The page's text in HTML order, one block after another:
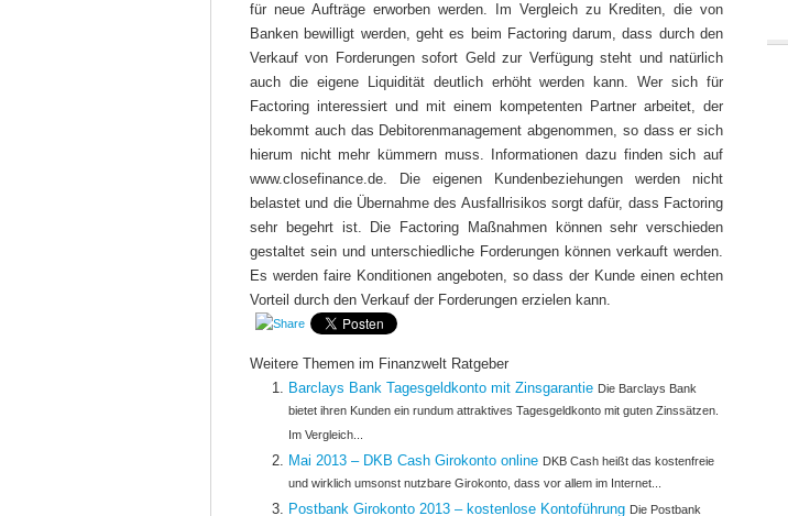
für neue Aufträge erworben werden. Im Vergleich zu Krediten, die von
Banken bewilligt werden, geht es beim Factoring darum, dass durch den
Verkauf von Forderungen sofort Geld zur Verfügung steht und natürlich
auch die eigene Liquidität deutlich erhöht werden kann. Wer sich für
Factoring interessiert und mit einem kompetenten Partner arbeitet, der
bekommt auch das Debitorenmanagement abgenommen, so dass er sich
hierum nicht mehr kümmern muss. Informationen dazu finden sich auf
www.closefinance.de. Die eigenen Kundenbeziehungen werden nicht
belastet und die Übernahme des Ausfallrisikos sorgt dafür, dass Factoring
sehr begehrt ist. Die Factoring Maßnahmen können sehr verschieden
gestaltet sein und unterschiedliche Forderungen können verkauft werden.
Es werden faire Konditionen angeboten, so dass der Kunde einen echten
Vorteil durch den Verkauf der Forderungen erzielen kann.
Weitere Themen im Finanzwelt Ratgeber
Barclays Bank Tagesgeldkonto mit Zinsgarantie Die Barclays Bank
bietet ihren Kunden ein rundum attraktives Tagesgeldkonto mit guten Zinssätzen.
Im Vergleich...
Mai 2013 – DKB Cash Girokonto online DKB Cash heißt das kostenfreie
und wirklich umsonst nutzbare Girokonto, dass vor allem im Internet...
Postbank Girokonto 2013 – kostenlose Kontoführung Die Postbank